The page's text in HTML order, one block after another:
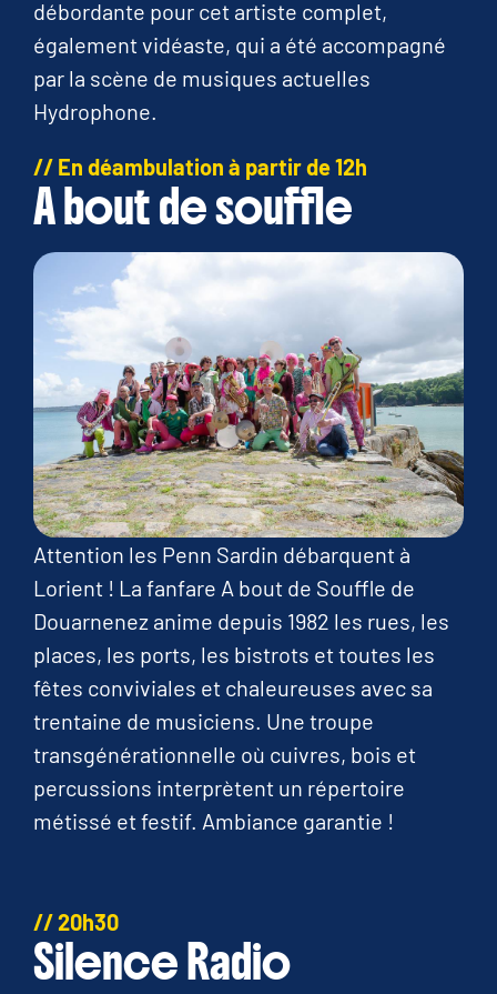
débordante pour cet artiste complet,
également vidéaste, qui a été accompagné
par la scène de musiques actuelles
Hydrophone.
// En déambulation à partir de 12h
A bout de souffle
Attention les Penn Sardin débarquent à
Lorient ! La fanfare A bout de Souffle de
Douarnenez anime depuis 1982 les rues, les
places, les ports, les bistrots et toutes les
fêtes conviviales et chaleureuses avec sa
trentaine de musiciens. Une troupe
transgénérationnelle où cuivres, bois et
percussions interprètent un répertoire
métissé et festif. Ambiance garantie !
// 20h30
Silence Radio